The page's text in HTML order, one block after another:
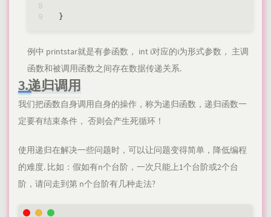
例中 printstar就是有参函数， int i对应的i为形式参数， 主调
函数和被调用函数之间存在数据传递关系.
3.递归调用
我们把函数自身调用自身的操作，称为递归函数，递归函数一
定要有结束条件， 否则会产生死循环！
使用递归在解决一些问题时，可以让问题变得简单，降低编程
的难度. 比如：假如有n个台阶，一次只能上1个台阶或2个台
阶，请问走到第 n个台阶有几种走法?